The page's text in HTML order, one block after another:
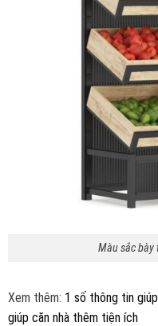
Màu sắc bày
Xem thêm: 1 số thông tin
giúp căn nhà thêm tiện ích